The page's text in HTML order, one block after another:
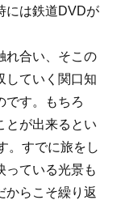
には鉄道DVDが
れ合い、そこの
していく関口知
です。もちろ
とが出来るとい
。すでに旅をし
っている光景も
からこそ繰り返